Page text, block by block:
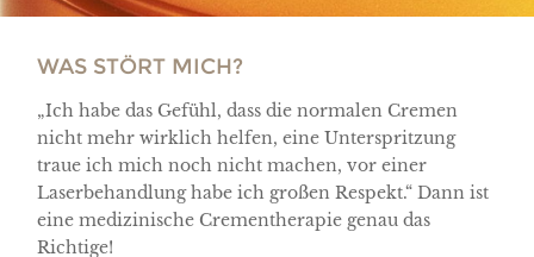
WAS STÖRT MICH?
„Ich habe das Gefühl, dass die normalen Cremen
nicht mehr wirklich helfen, eine Unterspritzung
traue ich mich noch nicht machen, vor einer
Laserbehandlung habe ich großen Respekt.“ Dann ist
eine medizinische Crementherapie genau das
Richtige!